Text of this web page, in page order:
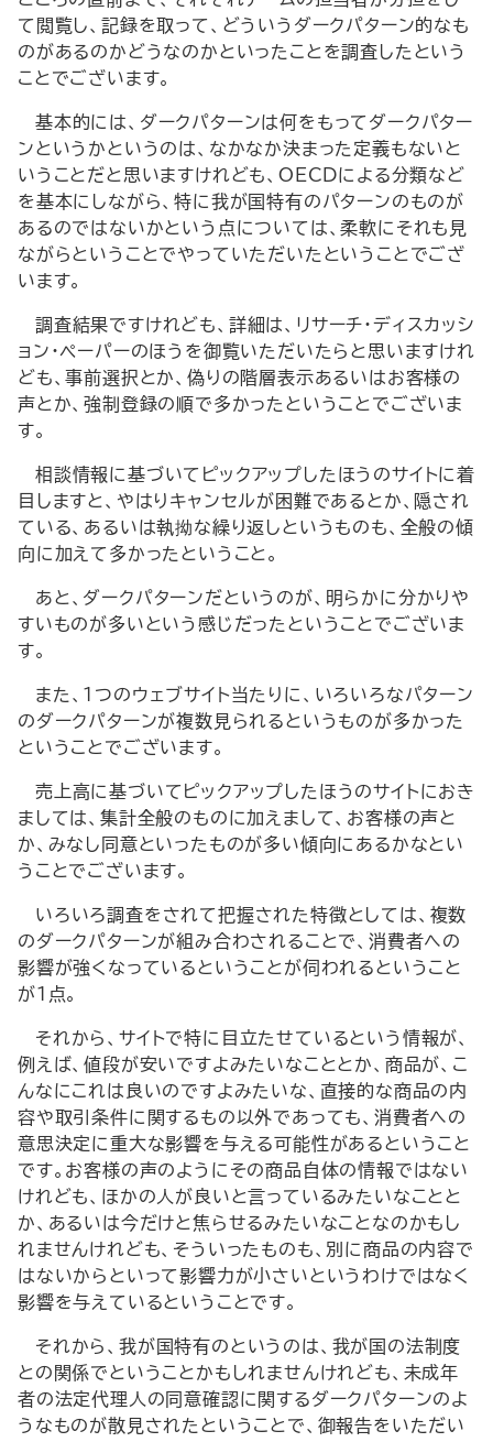
て閲覧し、記録を取って、どういうダークパターン的なも
のがあるのかどうなのかといったことを調査したという
ことでございます。
基本的には、ダークパターンは何をもってダークパター
ンというかというのは、なかなか決まった定義もないと
いうことだと思いますけれども、OECDによる分類など
を基本にしながら、特に我が国特有のパターンのものが
あるのではないかという点については、柔軟にそれも見
ながらということでやっていただいたということでござ
います。
調査結果ですけれども、詳細は、リサーチ・ディスカッシ
ョン・ペーパーのほうを御覧いただいたらと思いますけれ
ども、事前選択とか、偽りの階層表示あるいはお客様の
声とか、強制登録の順で多かったということでございま
す。
相談情報に基づいてピックアップしたほうのサイトに着
目しますと、やはりキャンセルが困難であるとか、隠され
ている、あるいは執拗な繰り返しというものも、全般の傾
向に加えて多かったということ。
あと、ダークパターンだというのが、明らかに分かりや
すいものが多いという感じだったということでございま
す。
また、1つのウェブサイト当たりに、いろいろなパターン
のダークパターンが複数見られるというものが多かった
ということでございます。
売上高に基づいてピックアップしたほうのサイトにおき
ましては、集計全般のものに加えまして、お客様の声と
か、みなし同意といったものが多い傾向にあるかなとい
うことでございます。
いろいろ調査をされて把握された特徴としては、複数
のダークパターンが組み合わされることで、消費者への
影響が強くなっているということが伺われるということ
が1点。
それから、サイトで特に目立たせているという情報が、
例えば、値段が安いですよみたいなこととか、商品が、こ
んなにこれは良いのですよみたいな、直接的な商品の内
容や取引条件に関するもの以外であっても、消費者への
意思決定に重大な影響を与える可能性があるということ
です。お客様の声のようにその商品自体の情報ではない
けれども、ほかの人が良いと言っているみたいなことと
か、あるいは今だけと焦らせるみたいなことなのかもし
れませんけれども、そういったものも、別に商品の内容で
はないからといって影響力が小さいというわけではなく
影響を与えているということです。
それから、我が国特有のというのは、我が国の法制度
との関係でということかもしれませんけれども、未成年
者の法定代理人の同意確認に関するダークパターンのよ
うなものが散見されたということで、御報告をいただい